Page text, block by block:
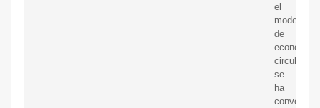
el
modelo
de
economía
circular
se
ha
convertido